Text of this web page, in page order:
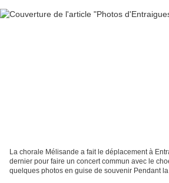
La chorale Mélisande a fait le déplacement à
dernier pour faire un concert commun avec le
quelques photos en guise de souvenir Pendant